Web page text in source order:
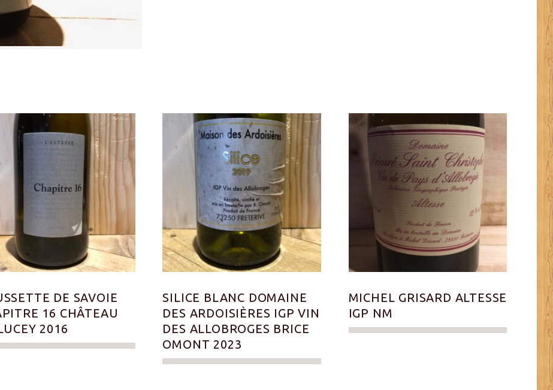
DE SAVOIE
16 CHÂTEAU
2016
SILICE BLANC DOMAINE
DES ARDOISIÈRES IGP VIN
DES ALLOBROGES BRICE
OMONT 2023
MICHEL GRISARD ALTESSE
IGP NM